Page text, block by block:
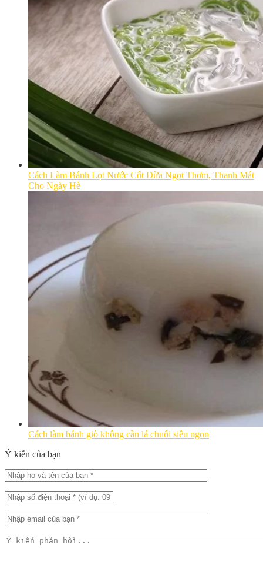
Cách Làm Bánh Lọt Nước Cốt Dừa Ngọt Thơm, Thanh Mát
Cho Ngày Hè
Cách làm bánh giò không cần lá chuối siêu ngon
Ý kiến của bạn